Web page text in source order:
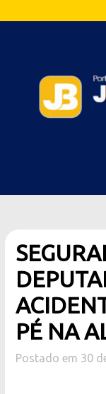
PÉ NA
Postado em 30